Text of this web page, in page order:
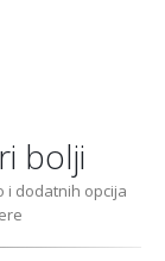
bolji
i dodatnih opcija